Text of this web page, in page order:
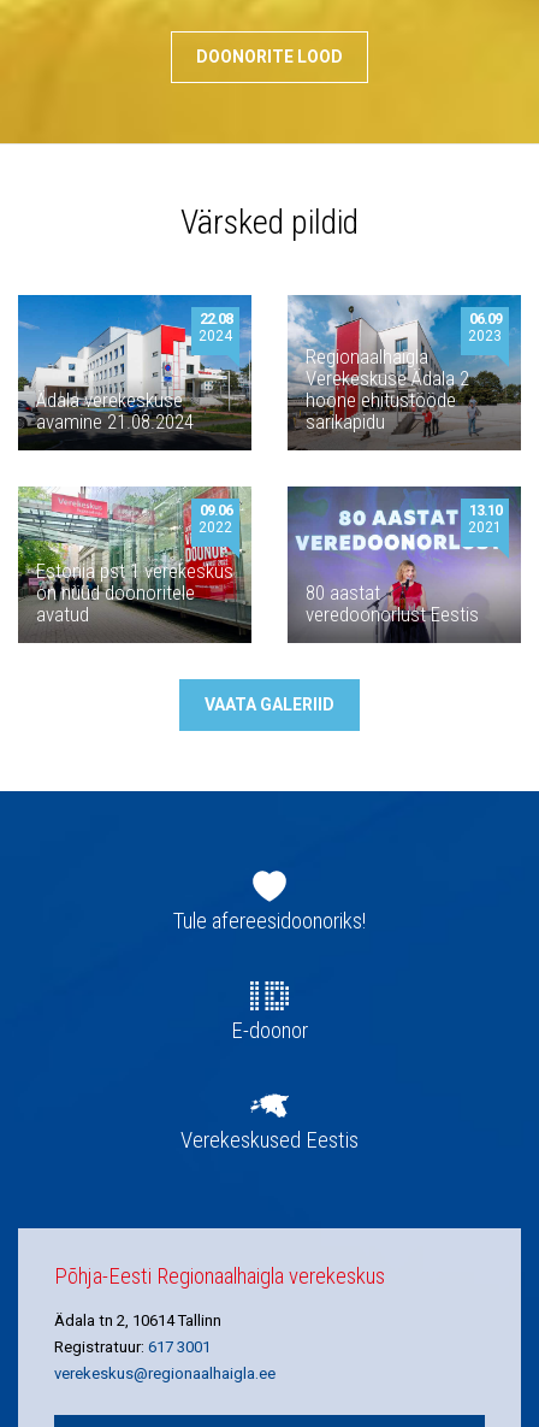
DOONORITE LOOD
Värsked pildid
Ädala verekeskuse
avamine 21.08.2024
22.08
2024
Regionaalhaigla
Verekeskuse Ädala 2
hoone ehitustööde
sarikapidu
06.09
2023
Estonia pst 1 verekeskus
on nüüd doonoritele
avatud
09.06
2022
80 aastat
veredoonorlust Eestis
13.10
2021
VAATA GALERIID
navigatsioonTule afereesidoonoriks!
E-doonor
Verekeskused Eestis
Põhja-Eesti Regionaalhaigla verekeskus
Ädala tn 2, 10614 Tallinn
Registratuur: 617 3001
verekeskus@regionaalhaigla.ee